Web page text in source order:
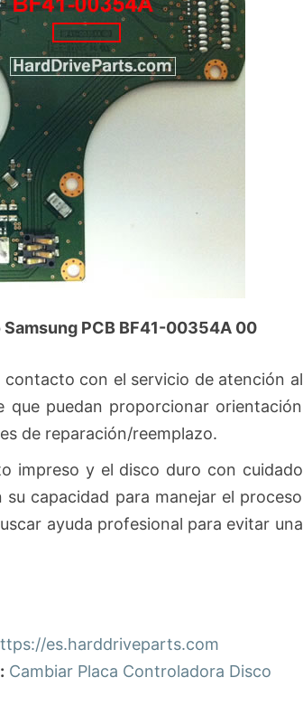
PCB BF41-00354A 00
contacto con el servicio de atención al
que puedan proporcionar orientación
de reparación/reemplazo.
impreso y el disco duro con cuidado
capacidad para manejar el proceso
ayuda profesional para evitar una
es.harddriveparts.com
Cambiar Placa Controladora Disco